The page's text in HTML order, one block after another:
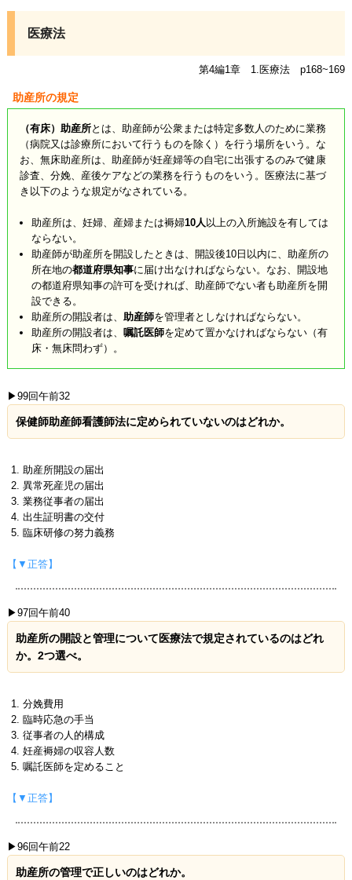
医療法
第4編1章 1.医療法 p168~169
助産所の規定
（有床）助産所とは、助産師が公衆または特定多数人のために業務
（病院又は診療所において行うものを除く）を行う場所をいう。な
お、無床助産所は、助産師が妊産婦等の自宅に出張するのみで健康
診査、分娩、産後ケアなどの業務を行うものをいう。医療法に基づ
き以下のような規定がなされている。
助産所は、妊婦、産婦または褥婦10人 以上の入所施設を有しては
ならない。
助産師が助産所を開設したときは、開設後10日以内に、助産所の
所在地の都道府県知事に届け出なければならない。なお、開設地
の都道府県知事の許可を受ければ、助産師でない者も助産所を開
設できる。
助産所の開設者は、 助産師を管理者としなければならない。
助産所の開設者は、 嘱託医師を定めて置かなければならない（有
床・無床問わず）。
▶99回午前32
保健師助産師看護師法に定められていないのはどれか。
助産所開設の届出
異常死産児の届出
業務従事者の届出
出生証明書の交付
臨床研修の努力義務
【▼正答】
▶97回午前40
助産所の開設と管理について医療法で規定されているのはどれ
か。2つ選べ。
分娩費用
臨時応急の手当
従事者の人的構成
妊産褥婦の収容人数
嘱託医師を定めること
【▼正答】
▶96回午前22
助産所の管理で正しいのはどれか。